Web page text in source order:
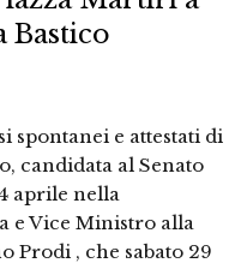
Bastico
spontanei e attestati di
candidata al Senato
aprile nella
e Vice Ministro alla
Prodi , che sabato 29